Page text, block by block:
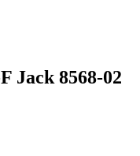
Jack 8568-02